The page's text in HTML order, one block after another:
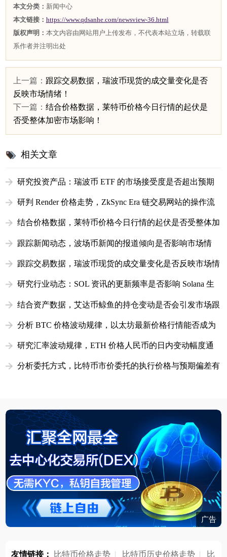
本文分类： 新闻中心
本文链接： https://www.qdsanhe.com/newsview-36.html
版权声明： 本文内容由网站用户上传发布，不代表本站立场，转载联
系作者并注明出处
上一篇： 跟踪交易数据，瑞波币现货的成交量变化是否
反映市场情绪！
下一篇： 结合价格数据，莱特币价格今日行情的起伏是
否受整体加密市场影响！
相关文章
研究投资产品：瑞波币 ETF 的市场接受度是否超出预期
研判 Render 价格走势，ZkSync Era 链交易网站的操作流
结合价格数据，莱特币价格今日行情的起伏是否受整体加
跟踪新闻动态，波场币新闻的报道倾向是否影响市场情
跟踪交易数据，瑞波币现货的成交量变化是否反映市场情
研究行业动态：SOL 资讯的更新频率是否影响 Solana 生
结合资产数据，艾达币鲸鱼的持仓变动是否会引发市场跟
分析 BTC 价格波动规律，以太坊最新价格行情能否成为
研究汇率波动规律，ETH 价格人民币的日内变动幅度通
分析委托方式，比特币市价委托的执行价格与预期偏差有
广告
友情链接： 比特币价格走势 | 比特币历史价格走势 | 比